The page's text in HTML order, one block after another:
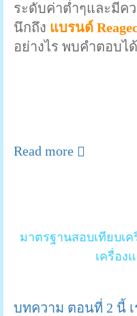
ระดับค่าต่ำๆและมีค
นึกถึง แบรนด์
อย่างไร พบคำตอบไ
Read more
มาตรฐานสอบเทียบเ
เครื่อง
บทความ ตอนที่ 2 นี้